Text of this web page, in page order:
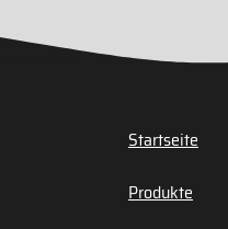
Startseite
Produkte